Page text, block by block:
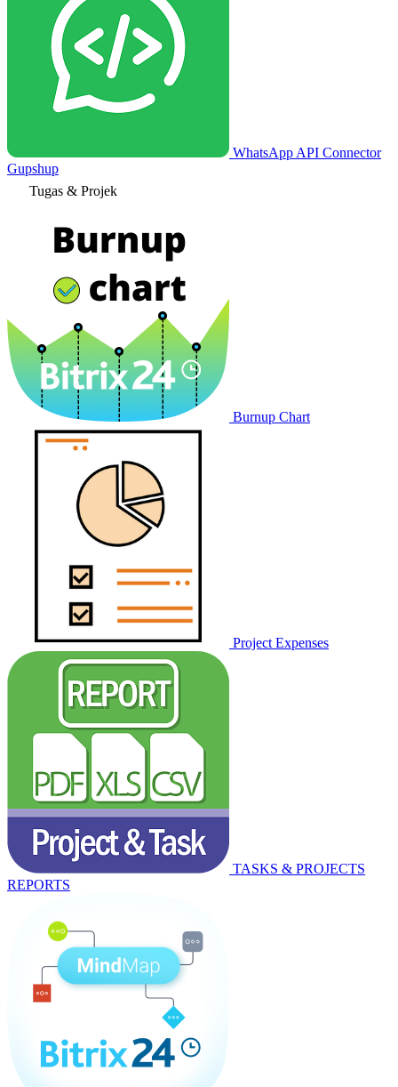
WhatsApp API Connector
Gupshup
Tugas & Projek
Burnup Chart
Project Expenses
TASKS & PROJECTS
REPORTS